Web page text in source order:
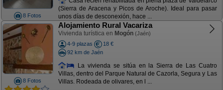
8 Fotos
(Sierra de Aracena y Picos de Aroche). Ideal para pasar
unos días de desconexión, hace ...
8 Fotos
Alojamiento Rural Vacariza
Vivienda turística en Mogón (Jaén)
4-9 plazas
18 €
92 km de Jaén
La vivienda se sitúa en la Sierra de Las Cuatro
Villas, dentro del Parque Natural de Cazorla, Segura y Las
Villas. Rodeada de olivares, en l ...